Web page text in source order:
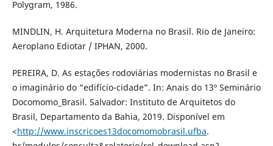
Polygram, 1986.
MINDLIN, H. Arquitetura Moderna no Brasil. Rio de Janeiro:
Aeroplano Ediotar / IPHAN, 2000.
PEREIRA, D. As estações rodoviárias modernistas no Brasil e
o imaginário do “edifício-cidade”. In: Anais do 13º Seminário
Docomomo_Brasil. Salvador: Instituto de Arquitetos do
Brasil, Departamento da Bahia, 2019. Disponível em
<http://www.inscricoes13docomomobrasil.ufba.